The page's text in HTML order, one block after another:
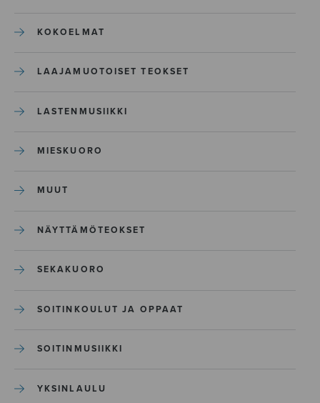
KOKOELMAT
LAAJAMUOTOISET TEOKSET
LASTENMUSIIKKI
MIESKUORO
MUUT
NÄYTTÄMÖTEOKSET
SEKAKUORO
SOITINKOULUT JA OPPAAT
SOITINMUSIIKKI
YKSINLAULU